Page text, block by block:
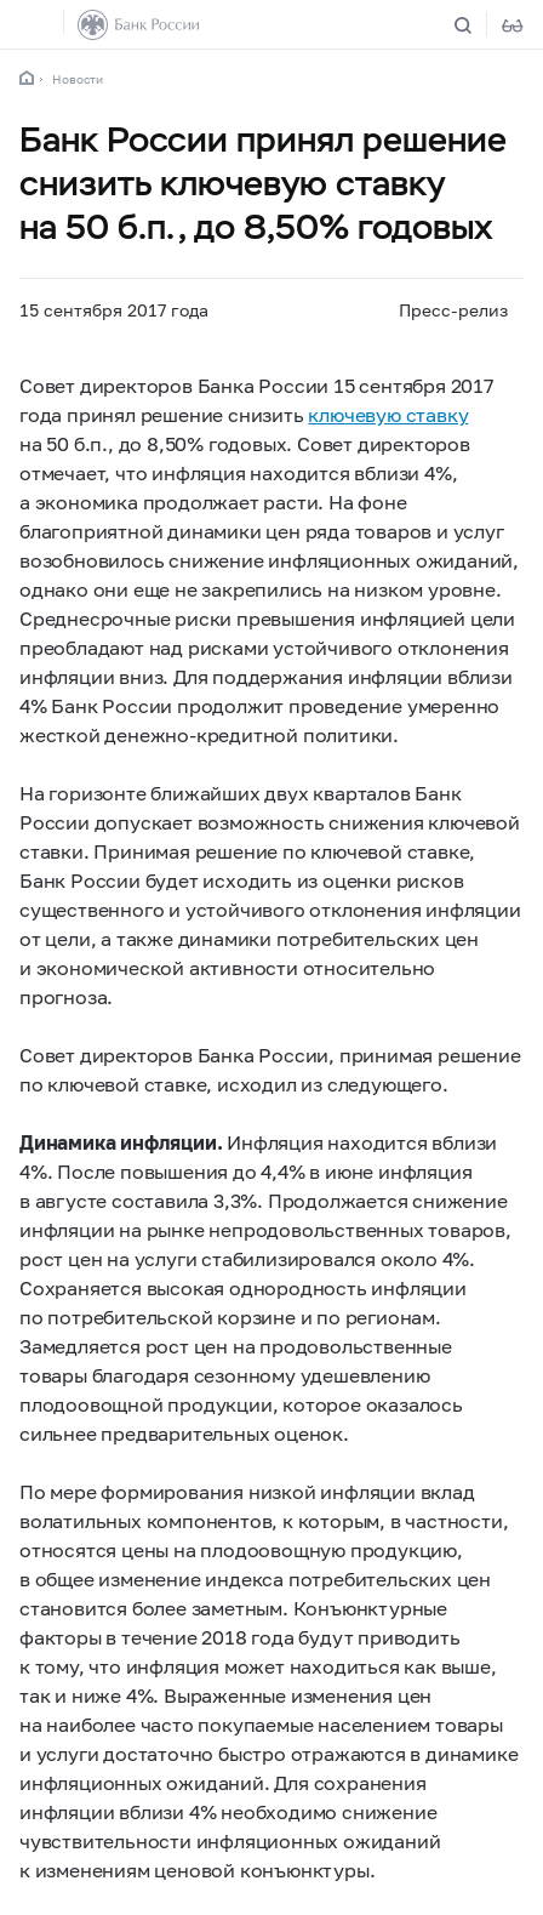
Новости
Банк России принял решение
снизить ключевую ставку
на 50 б.п., до 8,50% годовых
15 сентября 2017 года Пресс-релиз
Совет директоров Банка России 15 сентября 2017
года принял решение снизить ключевую ставку
на 50 б.п., до 8,50% годовых. Совет директоров
отмечает, что инфляция находится вблизи 4%,
а экономика продолжает расти. На фоне
благоприятной динамики цен ряда товаров и услуг
возобновилось снижение инфляционных ожиданий,
однако они еще не закрепились на низком уровне.
Среднесрочные риски превышения инфляцией цели
преобладают над рисками устойчивого отклонения
инфляции вниз. Для поддержания инфляции вблизи
4% Банк России продолжит проведение умеренно
жесткой денежно-кредитной политики.
На горизонте ближайших двух кварталов Банк
России допускает возможность снижения ключевой
ставки. Принимая решение по ключевой ставке,
Банк России будет исходить из оценки рисков
существенного и устойчивого отклонения инфляции
от цели, а также динамики потребительских цен
и экономической активности относительно
прогноза.
Совет директоров Банка России, принимая решение
по ключевой ставке, исходил из следующего.
Динамика инфляции. Инфляция находится вблизи
4%. После повышения до 4,4% в июне инфляция
в августе составила 3,3%. Продолжается снижение
инфляции на рынке непродовольственных товаров,
рост цен на услуги стабилизировался около 4%.
Сохраняется высокая однородность инфляции
по потребительской корзине и по регионам.
Замедляется рост цен на продовольственные
товары благодаря сезонному удешевлению
плодоовощной продукции, которое оказалось
сильнее предварительных оценок.
По мере формирования низкой инфляции вклад
волатильных компонентов, к которым, в частности,
относятся цены на плодоовощную продукцию,
в общее изменение индекса потребительских цен
становится более заметным. Конъюнктурные
факторы в течение 2018 года будут приводить
к тому, что инфляция может находиться как выше,
так и ниже 4%. Выраженные изменения цен
на наиболее часто покупаемые населением товары
и услуги достаточно быстро отражаются в динамике
инфляционных ожиданий. Для сохранения
инфляции вблизи 4% необходимо снижение
чувствительности инфляционных ожиданий
к изменениям ценовой конъюнктуры.